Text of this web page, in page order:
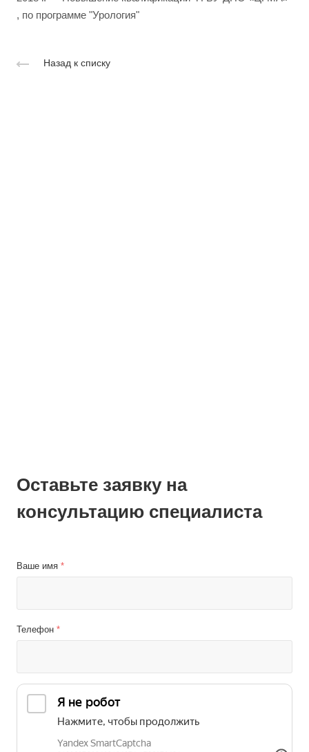
, по программе "Урология"
Назад к списку
Оставьте заявку на
консультацию специалиста
Ваше имя *
Телефон *